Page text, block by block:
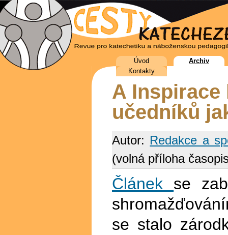
Úvod
Archiv
Kontakty
A Inspirace
učedníků
Autor: Redakce a
(volná příloha
Článek se
se stalo